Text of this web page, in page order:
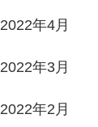
2022年4月
2022年3月
2022年2月